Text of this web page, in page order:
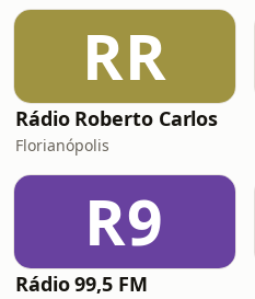
RR
Rádio Roberto Carlos
Florianópolis
R9
Rádio 99,5 FM